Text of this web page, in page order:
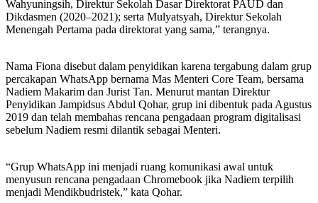
Wahyuningsih, Direktur Sekolah Dasar Direktorat PAUD dan
Dikdasmen (2020–2021); serta Mulyatsyah, Direktur Sekolah
Menengah Pertama pada direktorat yang sama,” terangnya.
Nama Fiona disebut dalam penyidikan karena tergabung dalam grup
percakapan WhatsApp bernama Mas Menteri Core Team, bersama
Nadiem Makarim dan Jurist Tan. Menurut mantan Direktur
Penyidikan Jampidsus Abdul Qohar, grup ini dibentuk pada Agustus
2019 dan telah membahas rencana pengadaan program digitalisasi
sebelum Nadiem resmi dilantik sebagai Menteri.
“Grup WhatsApp ini menjadi ruang komunikasi awal untuk
menyusun rencana pengadaan Chromebook jika Nadiem terpilih
menjadi Mendikbudristek,” kata Qohar.